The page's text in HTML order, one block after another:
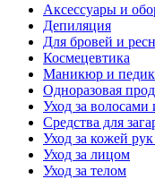
Аксессуары и
Депиляция
Для бровей и
Космецевтика
Маникюр и
Одноразовая
Уход за
Средства для
Уход за кожей
Уход за лицом
Уход за телом